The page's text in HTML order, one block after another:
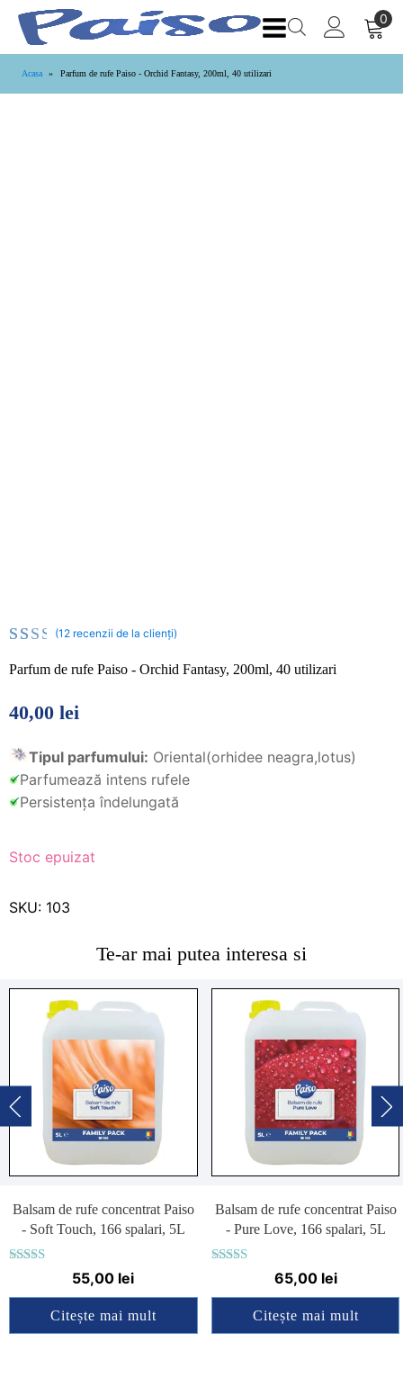
Acasa » Parfum de rufe Paiso - Orchid Fantasy, 200ml, 40 utilizari
la
din
5 pe
a
evaluări
de
la
(12 recenzii de la clienți)
Parfum de rufe Paiso - Orchid Fantasy, 200ml, 40 utilizari
40,00 lei
Tipul parfumului: Oriental(orhidee neagra,lotus)
Parfumează intens rufele
Persistența îndelungată
Stoc epuizat
SKU: 103
Te-ar mai putea interesa si
Balsam de rufe concentrat Paiso
- Soft Touch, 166 spalari, 5L
din 5
55,00 lei
Citește mai mult
Balsam de rufe concentrat Paiso
- Pure Love, 166 spalari, 5L
Evaluat la
din 5
65,00 lei
Citește mai mult